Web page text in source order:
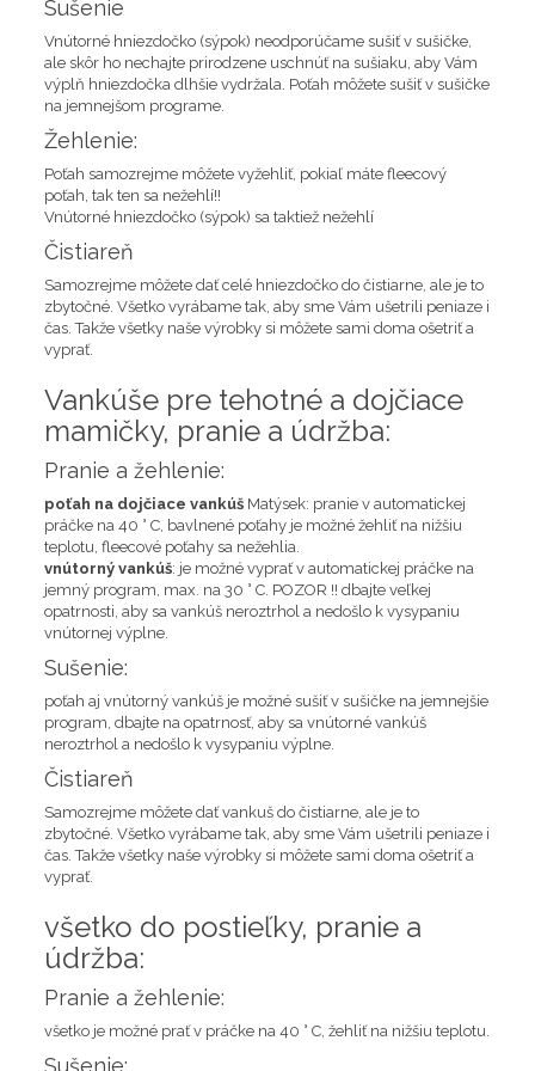
Sušenie
Vnútorné hniezdočko (sýpok) neodporúčame sušiť v sušičke,
ale skôr ho nechajte prirodzene uschnúť na sušiaku, aby Vám
výplň hniezdočka dlhšie vydržala. Poťah môžete sušiť v sušičke
na jemnejšom programe.
Žehlenie:
Poťah samozrejme môžete vyžehliť, pokiaľ máte fleecový
poťah, tak ten sa nežehlí!!
Vnútorné hniezdočko (sýpok) sa taktiež nežehlí
Čistiareň
Samozrejme môžete dať celé hniezdočko do čistiarne, ale je to
zbytočné. Všetko vyrábame tak, aby sme Vám ušetrili peniaze i
čas. Takže všetky naše výrobky si môžete sami doma ošetriť a
vyprať.
Vankúše pre tehotné a dojčiace
mamičky, pranie a údržba:
Pranie a žehlenie:
poťah na dojčiace vankúš Matýsek: pranie v automatickej
práčke na 40 ° C, bavlnené poťahy je možné žehliť na nižšiu
teplotu, fleecové poťahy sa nežehlia.
vnútorný vankúš: je možné vyprať v automatickej práčke na
jemný program, max. na 30 ° C. POZOR !! dbajte veľkej
opatrnosti, aby sa vankúš neroztrhol a nedošlo k vysypaniu
vnútornej výplne.
Sušenie:
poťah aj vnútorný vankúš je možné sušiť v sušičke na jemnejšie
program, dbajte na opatrnosť, aby sa vnútorné vankúš
neroztrhol a nedošlo k vysypaniu výplne.
Čistiareň
Samozrejme môžete dať vankuš do čistiarne, ale je to
zbytočné. Všetko vyrábame tak, aby sme Vám ušetrili peniaze i
čas. Takže všetky naše výrobky si môžete sami doma ošetriť a
vyprať.
všetko do postieľky, pranie a
údržba:
Pranie a žehlenie:
všetko je možné prať v práčke na 40 ° C, žehliť na nižšiu teplotu.
Sušenie: